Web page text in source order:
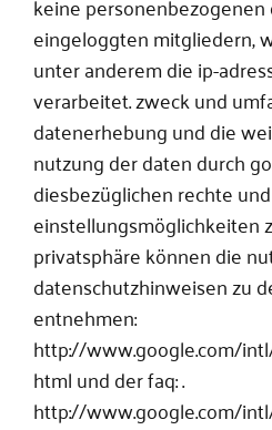
eingeloggten mitgliedern,
unter anderem die ip-
verarbeitet. zweck und
datenerhebung und die
nutzung der daten durch
diesbezüglichen rechte und
einstellungsmöglichkeiten
privatsphäre können die
datenschutzhinweisen zu
entnehmen:
http://www.google.com/
html und der faq: .
http://www.google.com/